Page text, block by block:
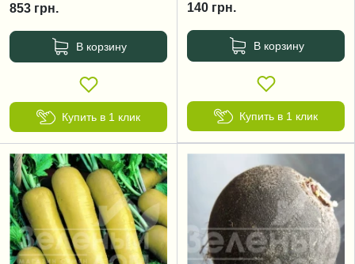
853 грн.
В корзину
Купить в 1 клик
140 грн.
В корзину
Купить в 1 клик